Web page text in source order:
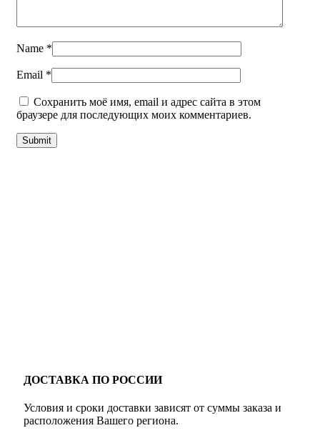
Name *
Email *
Сохранить моё имя, email и адрес сайта в этом
браузере для последующих моих комментариев.
ДОСТАВКА ПО РОССИИ
Условия и сроки доставки зависят от суммы заказа и
расположения Вашего региона.